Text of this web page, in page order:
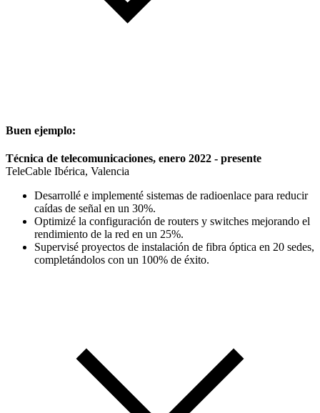
Buen ejemplo:
Técnica de telecomunicaciones, enero 2022 - presente
TeleCable Ibérica, Valencia
Desarrollé e implementé sistemas de radioenlace para reducir
caídas de señal en un 30%.
Optimizé la configuración de routers y switches mejorando el
rendimiento de la red en un 25%.
Supervisé proyectos de instalación de fibra óptica en 20 sedes,
completándolos con un 100% de éxito.